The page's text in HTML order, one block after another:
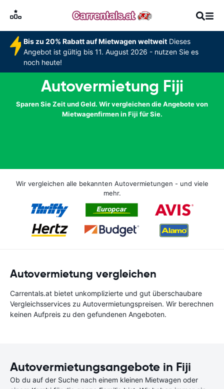
Bis zu 20% Rabatt auf Mietwagen weltweitDieses
Angebot ist gültig bis 11. August 2026 - nutzen Sie es
noch heute!
Autovermietung Fiji
Sparen Sie Zeit und Geld. Wir vergleichen die Angebote von
Mietwagenfirmen in Fiji für Sie.
Wir vergleichen alle bekannten Autovermietungen - und viele
mehr.
Autovermietung vergleichen
Carrentals.at bietet unkomplizierte und gut überschaubare
Vergleichsservices zu Autovermietungspreisen. Wir berechnen
keinen Aufpreis zu den gefundenen Angeboten.
Autovermietungsangebote in Fiji
Ob du auf der Suche nach einem kleinen Mietwagen oder